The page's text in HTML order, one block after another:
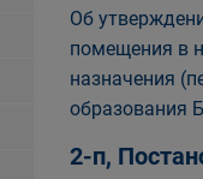
Об
помещения в
назначения
образования
2-п,